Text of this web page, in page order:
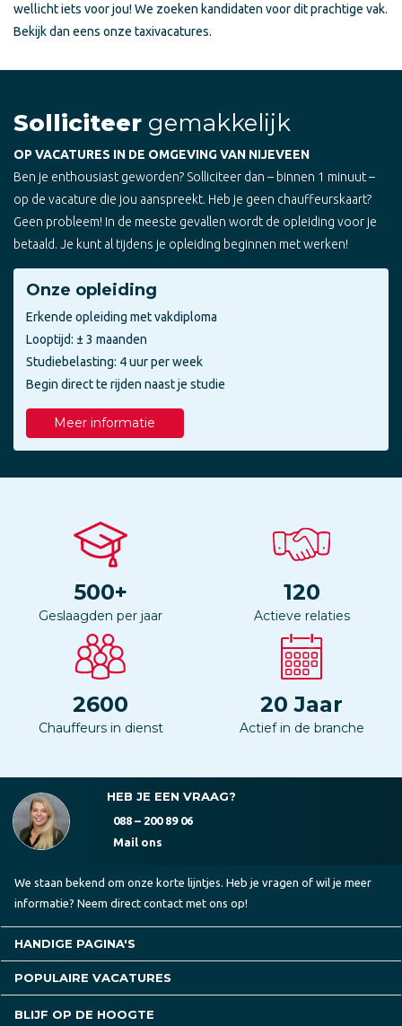
wellicht iets voor jou! We zoeken kandidaten voor dit prachtige vak.
Bekijk dan eens onze taxivacatures.
Solliciteer gemakkelijk
OP VACATURES IN DE OMGEVING VAN NIJEVEEN
Ben je enthousiast geworden? Solliciteer dan – binnen 1 minuut –
op de vacature die jou aanspreekt. Heb je geen chauffeurskaart?
Geen probleem! In de meeste gevallen wordt de opleiding voor je
betaald. Je kunt al tijdens je opleiding beginnen met werken!
Onze opleiding
Erkende opleiding met vakdiploma
Looptijd: ± 3 maanden
Studiebelasting: 4 uur per week
Begin direct te rijden naast je studie
Meer informatie
500+
Geslaagden per jaar
120
Actieve relaties
2600
Chauffeurs in dienst
20 Jaar
Actief in de branche
HEB JE EEN VRAAG?
088 – 200 89 06
Mail ons
We staan bekend om onze korte lijntjes. Heb je vragen of wil je meer
informatie? Neem direct contact met ons op!
HANDIGE PAGINA'S
POPULAIRE VACATURES
BLIJF OP DE HOOGTE